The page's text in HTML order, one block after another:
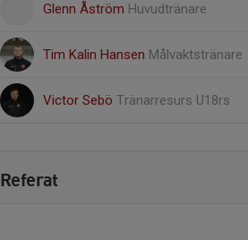
Glenn Åström Huvudtränare
Tim Kalin Hansen Målvaktstränare
Victor Sebö Tränarresurs U18rs
Referat